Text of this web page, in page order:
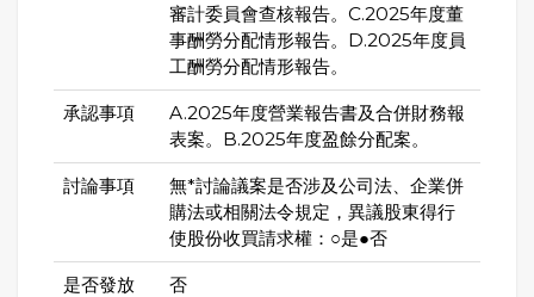
審計委員會查核報告。C.2025年度董
事酬勞分配情形報告。D.2025年度員
工酬勞分配情形報告。
承認事項
A.2025年度營業報告書及合併財務報
表案。B.2025年度盈餘分配案。
討論事項
無*討論議案是否涉及公司法、企業併
購法或相關法令規定，異議股東得行
使股份收買請求權：○是●否
是否發放
否